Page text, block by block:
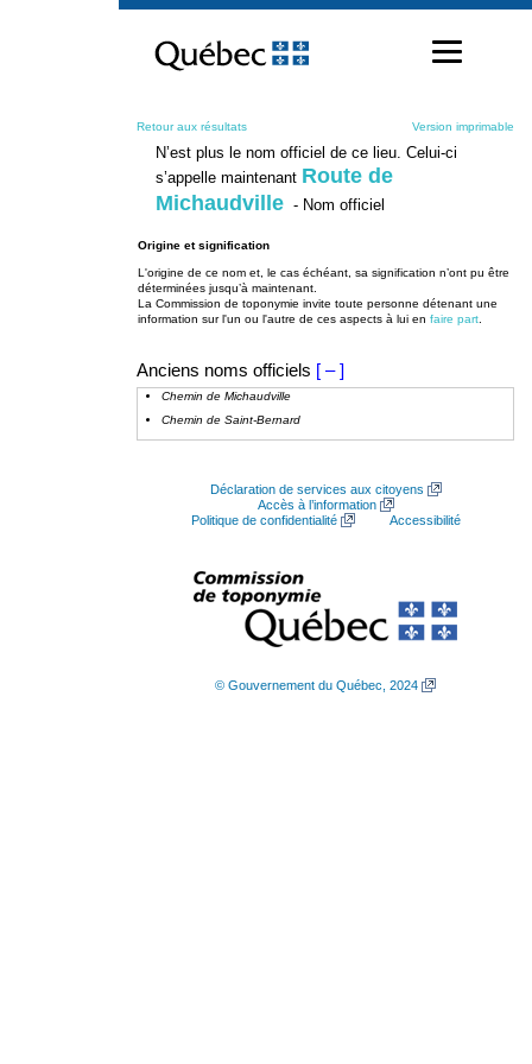
contenu
Retour aux résultats Version imprimable
N’est plus le nom officiel de ce lieu. Celui-ci
s’appelle maintenant Route de
Michaudville - Nom officiel
Origine et signification
L'origine de ce nom et, le cas échéant, sa signification n’ont pu être
déterminées jusqu’à maintenant.
La Commission de toponymie invite toute personne détenant une
information sur l'un ou l'autre de ces aspects à lui en faire part
Anciens noms officiels [ – ]
Chemin de Michaudville
Chemin de Saint-Bernard
Déclaration de services aux citoyens
Accès à l’information
Politique de confidentialité
Accessibilité
© Gouvernement du Québec, 2024